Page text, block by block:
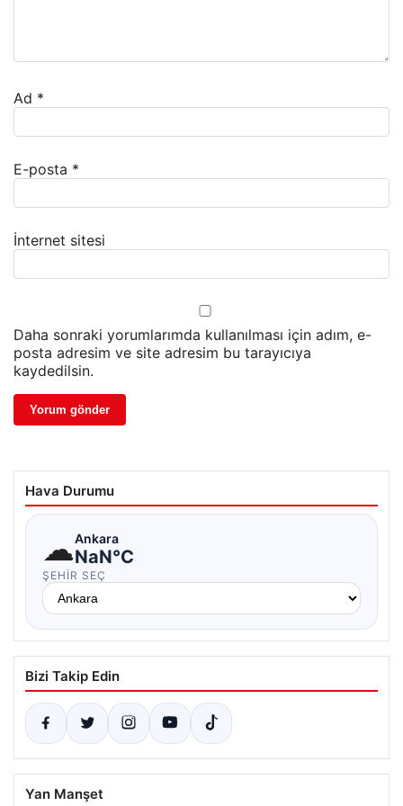
Ad *
E-posta *
İnternet sitesi
Daha sonraki yorumlarımda kullanılması için adım, e-
posta adresim ve site adresim bu tarayıcıya
kaydedilsin.
Hava Durumu
☁Ankara
NaN°C
ŞEHIR SEÇ
Bizi Takip Edin
Yan Manşet